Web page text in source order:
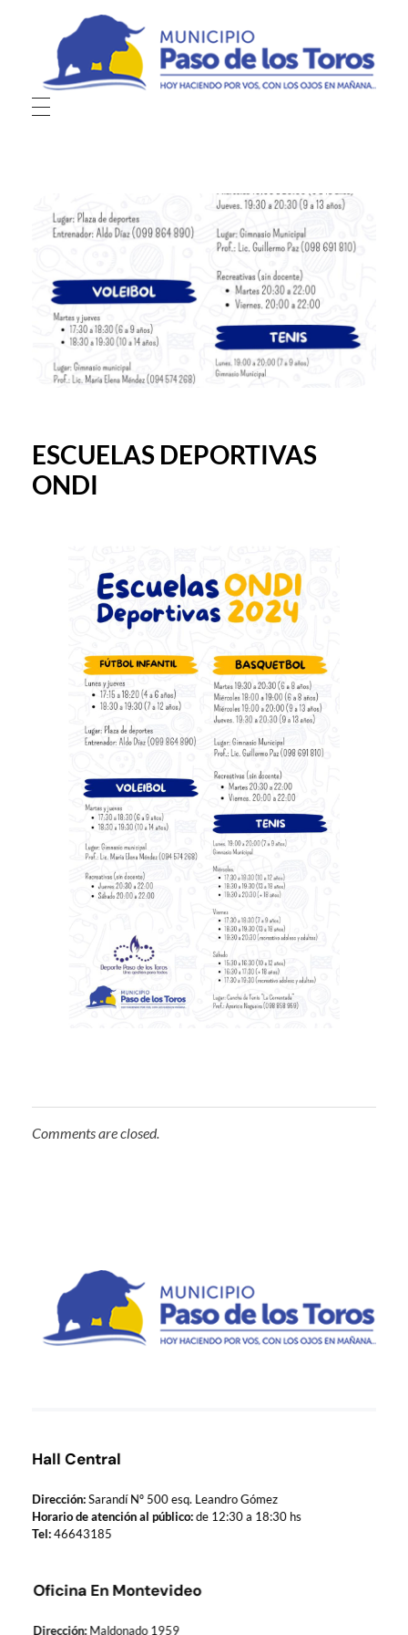
Municipio de Paso de los Toros
Hoy haciendo para vos, con los ojos en mañana
ESCUELAS DEPORTIVAS
ONDI
Comments are closed.
Hall Central
Dirección:Sarandí Nº 500 esq. Leandro Gómez
Horario de atención al público:de 12:30 a 18:30 hs
Tel:46643185
Oficina En Montevideo
Dirección:Maldonado 1959